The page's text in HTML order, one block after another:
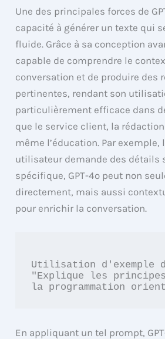
Une des principales forces de
capacité à générer un texte qui
fluide. Grâce à sa conception
capable de comprendre le
conversation et de produire des
pertinentes, rendant son
particulièrement efficace dans
que le service client, la
même l’éducation. Par exemple,
utilisateur demande des détails
spécifique, GPT-4o peut non
directement, mais aussi
pour enrichir la conversation.
Utilisation d'exemple
"Explique les
En appliquant un tel prompt,